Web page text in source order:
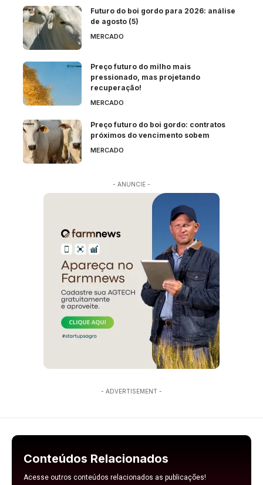
Futuro do boi gordo para 2026: análise
de agosto (5)
MERCADO
Preço futuro do milho mais
pressionado, mas projetando
recuperação!
MERCADO
Preço futuro do boi gordo: contratos
próximos do vencimento sobem
MERCADO
- ANUNCIE -
- ADVERTISEMENT -
Conteúdos Relacionados
Acesse outros conteúdos relacionados as publicações!